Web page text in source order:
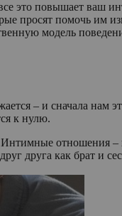
это повышает ваш
просят помочь им
модель
– и сначала нам
к нулю.
отношения –
друга как брат и